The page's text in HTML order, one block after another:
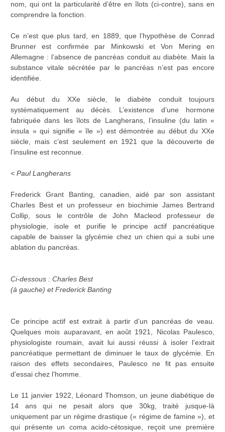
nom, qui ont la particularité d’être en îlots (ci-contre), sans en
comprendre la fonction.
Ce n’est que plus tard, en 1889, que l’hypothèse de Conrad
Brunner est confirmée par Minkowski et Von Mering en
Allemagne : l’absence de pancréas conduit au diabète. Mais la
substance vitale sécrétée par le pancréas n’est pas encore
identifiée.
Au début du XXe siècle, le diabète conduit toujours
systématiquement au décès. L’existence d’une hormone
fabriquée dans les îlots de Langherans, l’insuline (du latin «
insula » qui signifie « île ») est démontrée au début du XXe
siècle, mais c’est seulement en 1921 que la découverte de
l’insuline est reconnue.
< Paul Langherans
Frederick Grant Banting, canadien, aidé par son assistant
Charles Best et un professeur en biochimie James Bertrand
Collip, sous le contrôle de John Macleod professeur de
physiologie, isole et purifie le principe actif pancréatique
capable de baisser la glycémie chez un chien qui a subi une
ablation du pancréas.
Ci-dessous : Charles Best
(à gauche) et Frederick Banting
Ce principe actif est extrait à partir d’un pancréas de veau.
Quelques mois auparavant, en août 1921, Nicolas Paulesco,
physiologiste roumain, avait lui aussi réussi à isoler l’extrait
pancréatique permettant de diminuer le taux de glycémie. En
raison des effets secondaires, Paulesco ne fit pas ensuite
d’essai chez l’homme.
Le 11 janvier 1922, Léonard Thomson, un jeune diabétique de
14 ans qui ne pesait alors que 30kg, traité jusque-là
uniquement par un régime drastique (« régime de famine »), et
qui présente un coma acido-cétosique, reçoit une première